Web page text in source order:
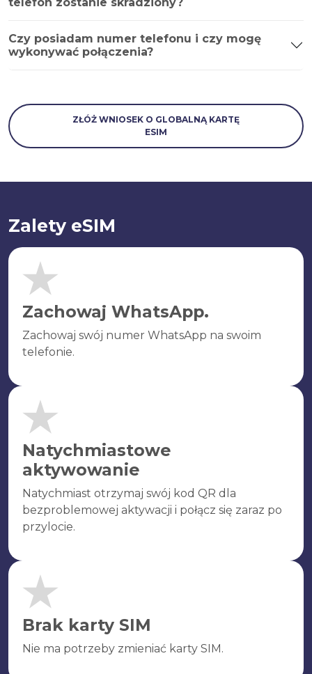
Czy posiadam numer telefonu i czy mogę
wykonywać połączenia?
ZŁÓŻ WNIOSEK O GLOBALNĄ KARTĘ
ESIM
Zalety eSIM
Zachowaj WhatsApp.
Zachowaj swój numer WhatsApp na swoim
telefonie.
Natychmiastowe
aktywowanie
Natychmiast otrzymaj swój kod QR dla
bezproblemowej aktywacji i połącz się zaraz po
przylocie.
Brak karty SIM
Nie ma potrzeby zmieniać karty SIM.